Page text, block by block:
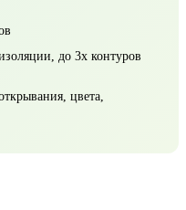
до 3х контуров
цвета,